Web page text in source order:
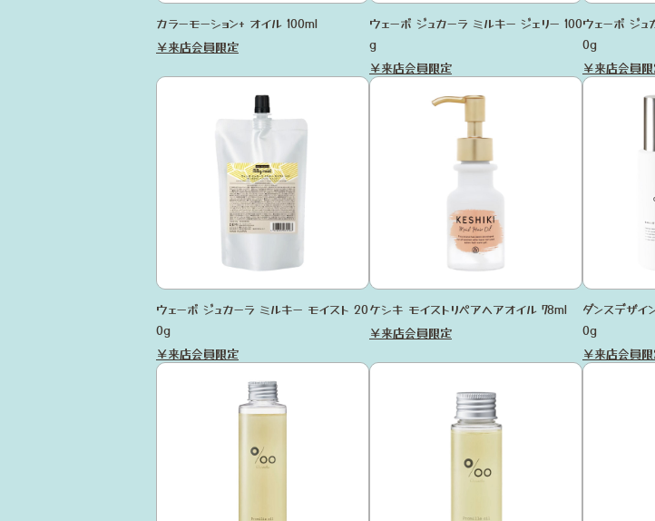
カラーモーション+ オイル 100ml
￥来店会員限定
ウェーボ ジュカーラ ミルキー ジェリー 100
g
￥来店会員限定
ウェーボ ジ
0g
￥来店会員
ウェーボ ジュカーラ ミルキー モイスト 20
0g
￥来店会員限定
ケシキ モイストリペアヘアオイル 78ml
￥来店会員限定
ダンスデザイ
0g
￥来店会員